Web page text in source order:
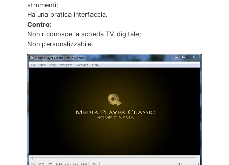
strumenti;
Ha una pratica interfaccia.
Contro:
Non riconosce la scheda TV digitale;
Non personalizzabile.